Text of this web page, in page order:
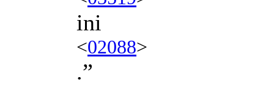
ini
<02088>
.”